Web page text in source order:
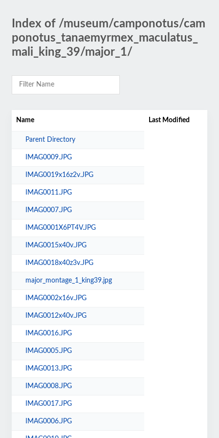
Index of /museum/camponotus/cam
ponotus_tanaemyrmex_maculatus_
mali_king_39/major_1/
Name Last Modified
Parent Directory
IMAG0009.JPG
IMAG0019x16z2v.JPG
IMAG0011.JPG
IMAG0007.JPG
IMAG0001X6PT4V.JPG
IMAG0015x40v.JPG
IMAG0018x40z3v.JPG
major_montage_1_king39.jpg
IMAG0002x16v.JPG
IMAG0012x40v.JPG
IMAG0016.JPG
IMAG0005.JPG
IMAG0013.JPG
IMAG0008.JPG
IMAG0017.JPG
IMAG0006.JPG